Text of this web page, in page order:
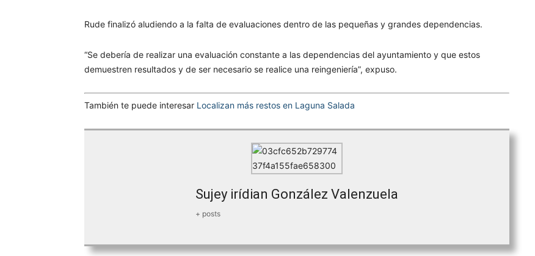
Rude finalizó aludiendo a la falta de evaluaciones dentro de las pequeñas y grandes dependencias.
“Se debería de realizar una evaluación constante a las dependencias del ayuntamiento y que estos
demuestren resultados y de ser necesario se realice una reingeniería”, expuso.
También te puede interesar Localizan más restos en Laguna Salada
Sujey irídian González Valenzuela
+ posts